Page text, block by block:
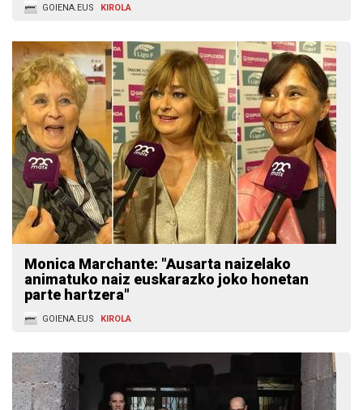
GOIENA.EUS KIROLA
Monica Marchante: "Ausarta naizelako
animatuko naiz euskarazko joko honetan
parte hartzera"
GOIENA.EUS KIROLA